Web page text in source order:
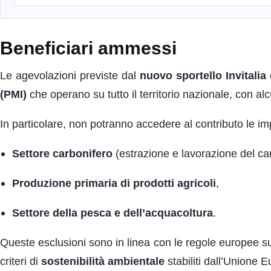
Beneficiari ammessi
Le agevolazioni previste dal nuovo sportello Invitalia
(PMI) che operano su tutto il territorio nazionale, con
In particolare, non potranno accedere al contributo le
Settore carbonifero (estrazione e lavorazione del
Produzione primaria di prodotti agricoli,
Settore della pesca e dell’acquacoltura.
Queste esclusioni sono in linea con le regole europee
criteri di sostenibilità ambientale stabiliti dall’Unione